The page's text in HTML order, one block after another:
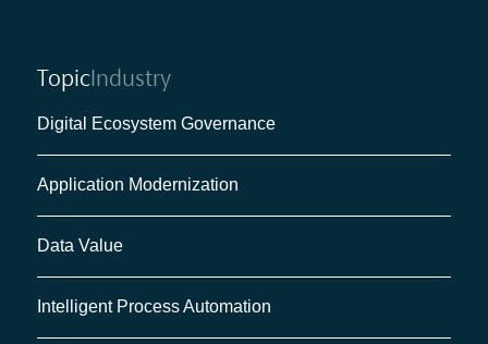
TopicIndustry
Digital Ecosystem Governance
Application Modernization
Data Value
Intelligent Process Automation